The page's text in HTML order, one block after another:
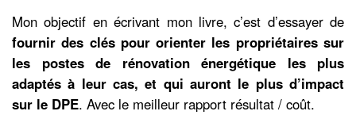
Mon objectif en écrivant mon livre, c’est d’essayer de
fournir des clés pour orienter les propriétaires sur
les postes de rénovation énergétique les plus
adaptés à leur cas, et qui auront le plus d’impact
sur le DPE. Avec le meilleur rapport résultat / coût.